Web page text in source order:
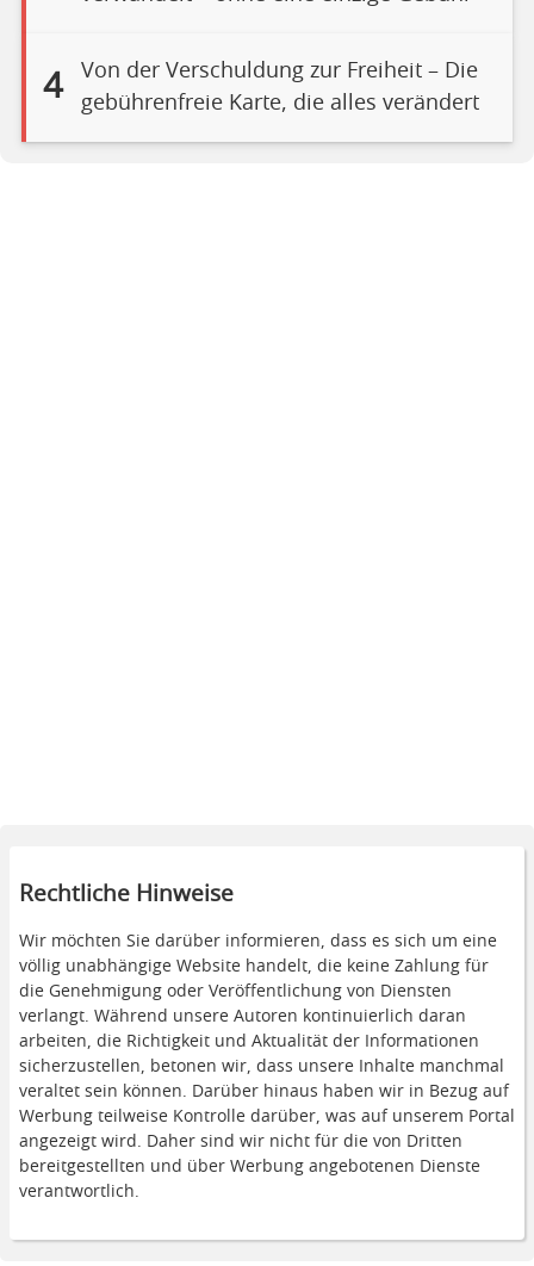
4
Von der Verschuldung zur Freiheit – Die
gebührenfreie Karte, die alles verändert
Rechtliche Hinweise
Wir möchten Sie darüber informieren, dass es sich um eine
völlig unabhängige Website handelt, die keine Zahlung für
die Genehmigung oder Veröffentlichung von Diensten
verlangt. Während unsere Autoren kontinuierlich daran
arbeiten, die Richtigkeit und Aktualität der Informationen
sicherzustellen, betonen wir, dass unsere Inhalte manchmal
veraltet sein können. Darüber hinaus haben wir in Bezug auf
Werbung teilweise Kontrolle darüber, was auf unserem Portal
angezeigt wird. Daher sind wir nicht für die von Dritten
bereitgestellten und über Werbung angebotenen Dienste
verantwortlich.